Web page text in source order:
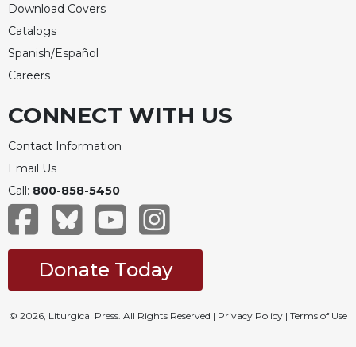
Download Covers
Catalogs
Spanish/Español
Careers
CONNECT WITH US
Contact Information
Email Us
Call: 800-858-5450
Donate Today
© 2026, Liturgical Press. All Rights Reserved | Privacy Policy | Terms of Use